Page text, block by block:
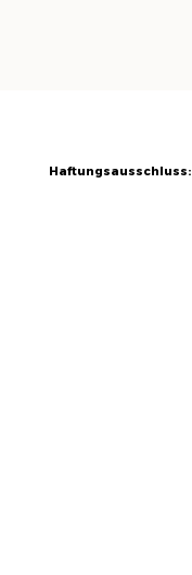
Haftungsausschluss: